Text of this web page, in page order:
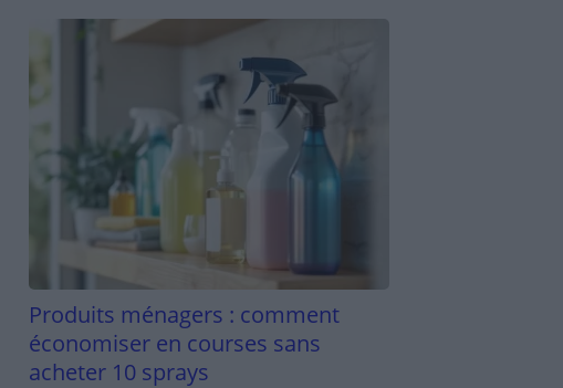
Produits ménagers : comment
économiser en courses sans
acheter 10 sprays